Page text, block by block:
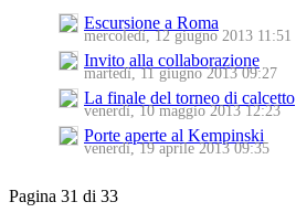
Escursione a Roma
mercoledì, 12 giugno 2013 11:51
Invito alla collaborazione
martedì, 11 giugno 2013 09:27
La finale del torneo di calcetto
venerdì, 10 maggio 2013 12:23
Porte aperte al Kempinski
venerdì, 19 aprile 2013 09:35
Pagina 31 di 33